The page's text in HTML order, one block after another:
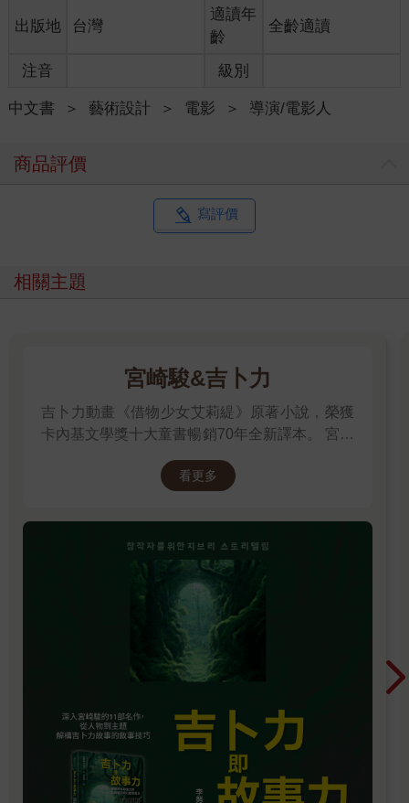
火氣會更大，對於冒進新進事務會更沉不住氣，急。經歷過夢想
的呈現與破滅（disillusion），我更誠心盡力再構。電影跟以前不
的重要，它提醒並慰藉著我，生命中有值得追求與珍惜的東西。
靚蓓走了！謝謝時報出版和靚蓓的家人，還有我辛苦的助理李良
李安 2024
出版地 台灣
適讀年
齡
全齡適讀
注音 級別
中文書 ＞ 藝術設計 ＞ 電影 ＞ 導演/電影人
商品評價
寫評價
相關主題
宮崎駿&吉卜力
吉卜力動畫《借物少女艾莉緹》原著小說，榮獲
卡內基文學獎十大童書暢銷70年全新譯本。 宮崎
樣，過著不穩定的生活……我們是借住在這個世
看更多